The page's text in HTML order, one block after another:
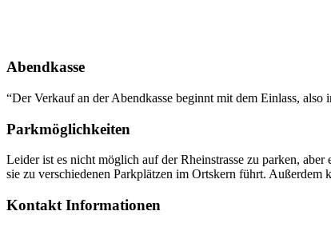
Abendkasse
“Der Verkauf an der Abendkasse beginnt mit dem Einlass,
Parkmöglichkeiten
Leider ist es nicht möglich auf der Rheinstrasse zu parken,
sie zu verschiedenen Parkplätzen im Ortskern führt.
Kontakt Informationen